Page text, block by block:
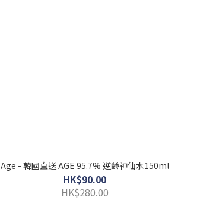
Age - 韓國直送 AGE 95.7% 逆齡神仙水150ml
HK$90.00
HK$280.00